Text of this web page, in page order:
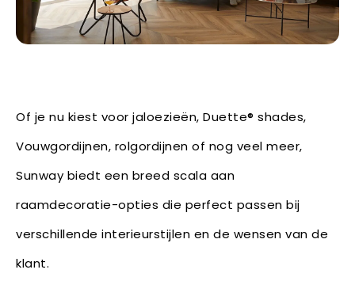
Of je nu kiest voor jaloezieën, Duette® shades,
Vouwgordijnen, rolgordijnen of nog veel meer,
Sunway biedt een breed scala aan
raamdecoratie-opties die perfect passen bij
verschillende interieurstijlen en de wensen van de
klant.